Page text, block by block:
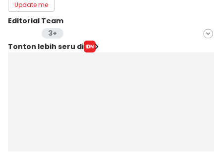
Update me
Editorial Team
3+
Editor
Tonton lebih seru di